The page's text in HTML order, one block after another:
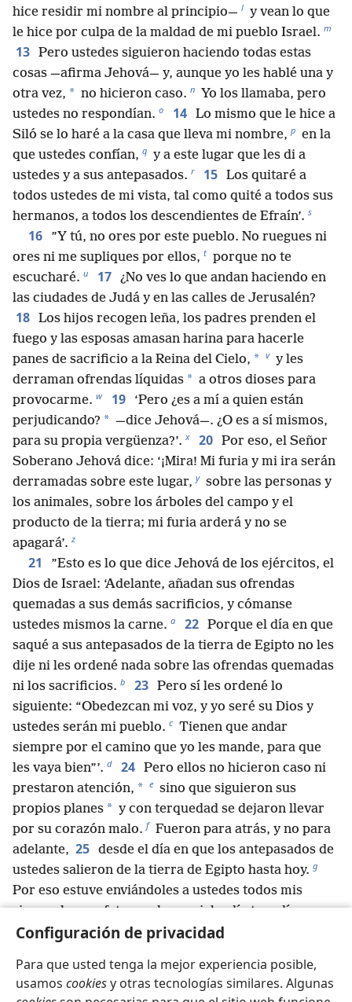
Configuración de privacidad
Para que usted tenga la mejor experiencia posible,
usamos cookiesy otras tecnologías similares. Algunas
hice residir mi nombre al principio— l y vean lo que
le hice por culpa de la maldad de mi pueblo Israel. m
13 Pero ustedes siguieron haciendo todas estas
cosas —afirma Jehová— y, aunque yo les hablé una y
otra vez, * no hicieron caso. n Yo los llamaba, pero
ustedes no respondían. o 14 Lo mismo que le hice a
Siló se lo haré a la casa que lleva mi nombre, p en la
que ustedes confían, q y a este lugar que les di a
ustedes y a sus antepasados. r 15 Los quitaré a
todos ustedes de mi vista, tal como quité a todos sus
hermanos, a todos los descendientes de Efraín’. s
16
”Y tú, no ores por este pueblo. No ruegues ni
ores ni me supliques por ellos, t porque no te
escucharé. u 17 ¿No ves lo que andan haciendo en
las ciudades de Judá y en las calles de Jerusalén?
18 Los hijos recogen leña, los padres prenden el
fuego y las esposas amasan harina para hacerle
panes de sacrificio a la Reina del Cielo, * v y les
derraman ofrendas líquidas * a otros dioses para
provocarme. w 19
‘Pero ¿es a mí a quien están
perjudicando? * —dice Jehová—. ¿O es a sí mismos,
para su propia vergüenza?’. x 20 Por eso, el Señor
Soberano Jehová dice: ‘¡Mira! Mi furia y mi ira serán
derramadas sobre este lugar, y sobre las personas y
los animales, sobre los árboles del campo y el
producto de la tierra; mi furia arderá y no se
apagará’. z
21
”Esto es lo que dice Jehová de los ejércitos, el
Dios de Israel: ‘Adelante, añadan sus ofrendas
quemadas a sus demás sacrificios, y cómanse
ustedes mismos la carne. a 22 Porque el día en que
saqué a sus antepasados de la tierra de Egipto no les
dije ni les ordené nada sobre las ofrendas quemadas
ni los sacrificios. b 23 Pero sí les ordené lo
siguiente: “Obedezcan mi voz, y yo seré su Dios y
ustedes serán mi pueblo. c Tienen que andar
siempre por el camino que yo les mande, para que
les vaya bien”’. d 24 Pero ellos no hicieron caso ni
prestaron atención, * e sino que siguieron sus
propios planes * y con terquedad se dejaron llevar
por su corazón malo. f Fueron para atrás, y no para
adelante, 25 desde el día en que los antepasados de
ustedes salieron de la tierra de Egipto hasta hoy. g
Por eso estuve enviándoles a ustedes todos mis
siervos los profetas; se los enviaba día tras día, vez
tras vez. * h 26 Pero se negaron a escucharme y
¡Se portaron peor que sus antepasados!
27 ”Tú les dirás todas estas palabras, pero ellos